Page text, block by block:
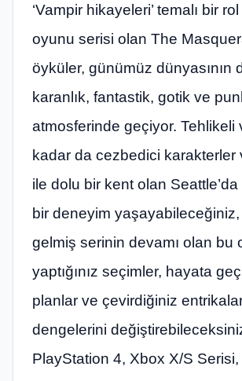
‘Vampir hikayeleri’ temalı bir
oyunu serisi olan The
öyküler, günümüz dünyasının
karanlık, fantastik, gotik ve
atmosferinde geçiyor. Tehlikeli
kadar da cezbedici karakterler
ile dolu bir kent olan
bir deneyim
gelmiş serinin devamı olan bu
yaptığınız seçimler, hayata
planlar ve çevirdiğiniz
dengelerini
PlayStation 4, Xbox X/S